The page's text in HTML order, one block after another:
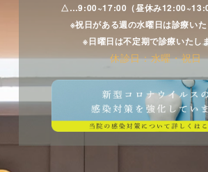
△…9:00~17:00（昼休み
※祝日がある週の水曜日は診療いた
※日曜日は不定期で診療いたし
休診日：水曜・祝日